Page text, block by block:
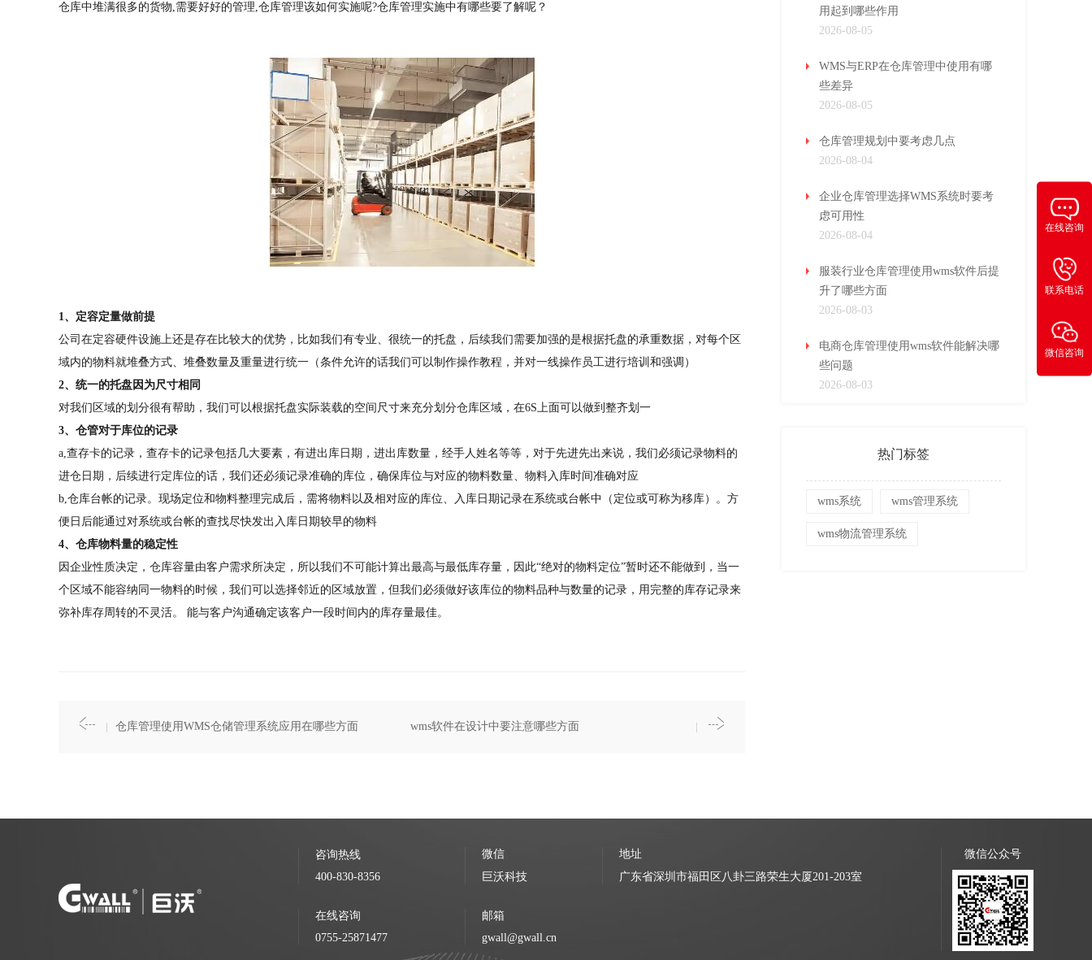
仓库中堆满很多的货物,需要好好的管理,仓库管理该如何实施呢?仓库管理实施中有哪些要了解呢？
1、定容定量做前提
公司在定容硬件设施上还是存在比较大的优势，比如我们有专业、很统一的托盘，后续我们需要加强的是根据托盘的承重数据，对每个区
域内的物料就堆叠方式、堆叠数量及重量进行统一（条件允许的话我们可以制作操作教程，并对一线操作员工进行培训和强调）
2、统一的托盘因为尺寸相同
对我们区域的划分很有帮助，我们可以根据托盘实际装载的空间尺寸来充分划分仓库区域，在6S上面可以做到整齐划一
3、仓管对于库位的记录
a,查存卡的记录，查存卡的记录包括几大要素，有进出库日期，进出库数量，经手人姓名等等，对于先进先出来说，我们必须记录物料的
进仓日期，后续进行定库位的话，我们还必须记录准确的库位，确保库位与对应的物料数量、物料入库时间准确对应
b,仓库台帐的记录。现场定位和物料整理完成后，需将物料以及相对应的库位、入库日期记录在系统或台帐中（定位或可称为移库）。方
便日后能通过对系统或台帐的查找尽快发出入库日期较早的物料
4、仓库物料量的稳定性
因企业性质决定，仓库容量由客户需求所决定，所以我们不可能计算出最高与最低库存量，因此“绝对的物料定位”暂时还不能做到，当一
个区域不能容纳同一物料的时候，我们可以选择邻近的区域放置，但我们必须做好该库位的物料品种与数量的记录，用完整的库存记录来
弥补库存周转的不灵活。 能与客户沟通确定该客户一段时间内的库存量最佳。
仓库管理使用WMS仓储管理系统应用在哪些方面 wms软件在设计中要注意哪些方面
用起到哪些作用
2026-08-05
WMS与ERP在仓库管理中使用有哪
些差异
2026-08-05
仓库管理规划中要考虑几点
2026-08-04
企业仓库管理选择WMS系统时要考
虑可用性
2026-08-04
服装行业仓库管理使用wms软件后提
升了哪些方面
2026-08-03
电商仓库管理使用wms软件能解决哪
些问题
2026-08-03
热门标签
wms系统 wms管理系统
wms物流管理系统
咨询热线
400-830-8356
微信
巨沃科技
地址
广东省深圳市福田区八卦三路荣生大厦201-203室
在线咨询
0755-25871477
邮箱
gwall@gwall.cn
微信公众号
在线咨询
联系电话
微信咨询